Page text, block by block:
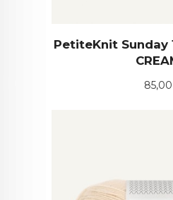
PetiteKnit Sunday
Pris
85,00